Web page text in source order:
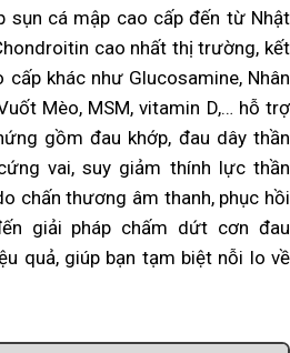
sụn cá mập cao cấp đến từ Nhật
cao nhất thị trường, kết
cấp khác như Glucosamine, Nhân
Mèo, MSM, vitamin D,… hỗ trợ
gồm đau khớp, đau dây thần
vai, suy giảm thính lực thần
chấn thương âm thanh, phục hồi
giải pháp chấm dứt cơn đau
quả, giúp bạn tạm biệt nỗi lo về